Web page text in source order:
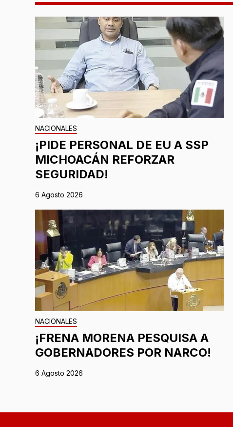
NACIONALES
¡PIDE PERSONAL DE EU A SSP
MICHOACÁN REFORZAR
SEGURIDAD!
6 Agosto 2026
NACIONALES
¡FRENA MORENA PESQUISA A
GOBERNADORES POR NARCO!
6 Agosto 2026